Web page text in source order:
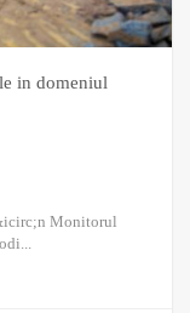
in domeniul
Monitorul